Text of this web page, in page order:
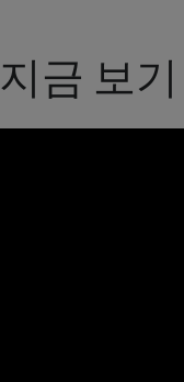
지금 보기